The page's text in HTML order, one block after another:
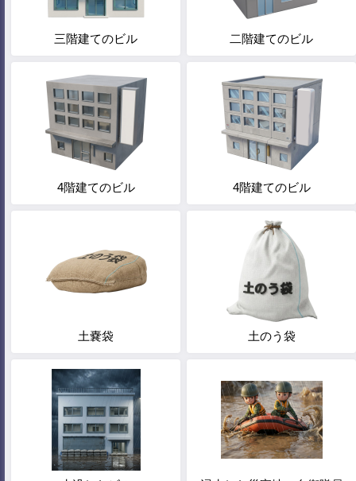
三階建てのビル 二階建てのビル
4階建てのビル 4階建てのビル
土嚢袋 土のう袋